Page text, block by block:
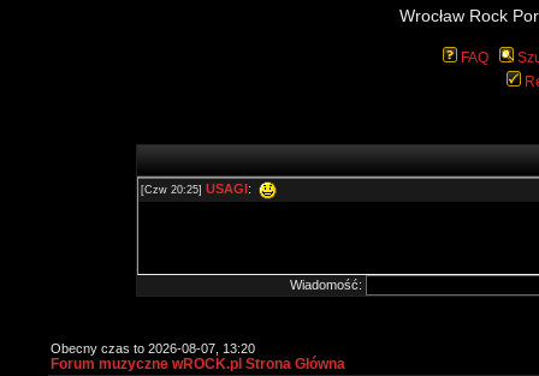
Wrocław Rock
FAQ
Wiadomość:
Obecny czas to 2026-08-07, 13:20
Forum muzyczne wROCK.pl Strona Główna